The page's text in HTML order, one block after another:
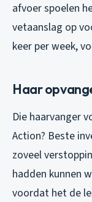
afvoer spoelen
vetaanslag op
keer per week,
Haar
Die haarvanger
Action? Beste
zoveel
hadden kunnen
voordat het de